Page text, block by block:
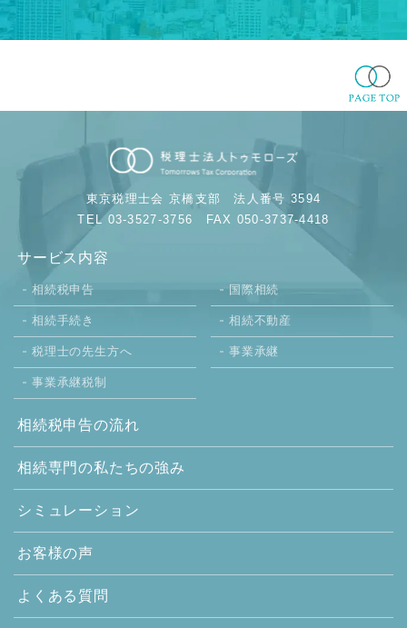
東京税理士会 京橋支部法人番号 3594
TEL 03-3527-3756 FAX 050-3737-4418
サービス内容
相続税申告 国際相続
相続手続き 相続不動産
税理士の先生方へ 事業承継
事業承継税制
相続税申告の流れ
相続専門の私たちの強み
シミュレーション
お客様の声
よくある質問